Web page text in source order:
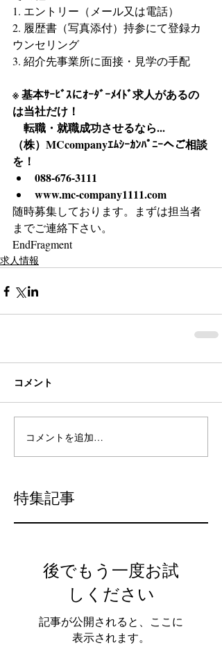
1. エントリー（メール又は電話）
2. 履歴書（写真添付）持参にて登録カ
ウンセリング
3. 紹介先事業所に面接・見学の手配
※ 基本ｻｰﾋﾞｽにｵｰﾀﾞｰﾒｲﾄﾞ求人があるの
は当社だけ！
転職・就職成功させるなら...
（株）MCcompanyｴﾑｼｰｶﾝﾊﾟﾆｰへご相談
を！
088-676-3111
www.mc-company1111.com
随時募集しております。まずは担当者
までご連絡下さい。
EndFragment
求人情報
コメント
コメントを追加…
特集記事
後でもう一度お試
しください
記事が公開されると、ここに
表示されます。